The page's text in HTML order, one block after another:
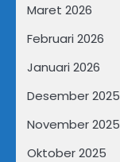
Maret 2026
Februari 2026
Januari 2026
Desember 2025
November 2025
Oktober 2025